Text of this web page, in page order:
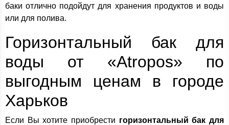
баки отлично подойдут для хранения продуктов и воды
или для полива.
Горизонтальный бак для
воды от «Atropos» по
выгодным ценам в городе
Харьков
Если Вы хотите приобрести горизонтальный бак для